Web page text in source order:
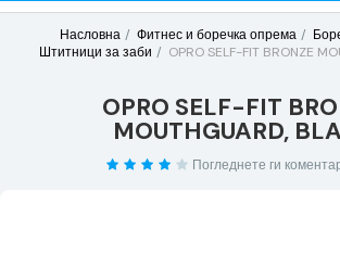
Насловна Фитнес и боречка опрема
Штитници за заби
OPRO SELF-FIT
MOUTHGUARD,
Погледнете ги